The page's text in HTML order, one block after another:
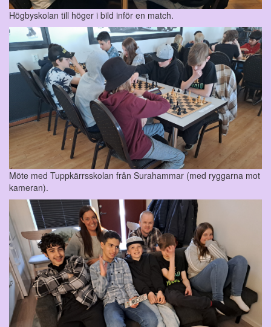
Högbyskolan till höger i bild inför en match.
Möte med Tuppkärrsskolan från Surahammar (med ryggarna mot
kameran).